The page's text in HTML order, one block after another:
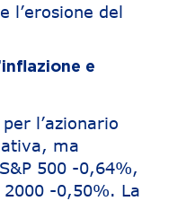
l’erosione del
e
l’azionario
ma
500 -0,64%,
-0,50%. La